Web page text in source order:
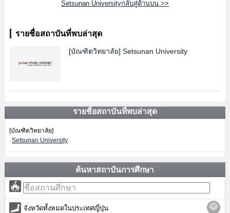
Setsunan Universityกลับสู่ด้านบน >>
รายชื่อสถาบันที่พบล่าสุด
[บัณฑิตวิทยาลัย] Setsunan University
รายชื่อสถาบันที่พบล่าสุด
[บัณฑิตวิทยาลัย]
Setsunan University
ค้นหาสถาบันการศึกษา
จังหวัดทั้งหมดในประเทศญี่ปุ่น